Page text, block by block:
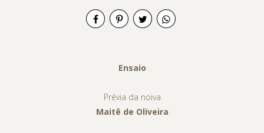
Ensaio
Prévia da noiva
Maitê de Oliveira